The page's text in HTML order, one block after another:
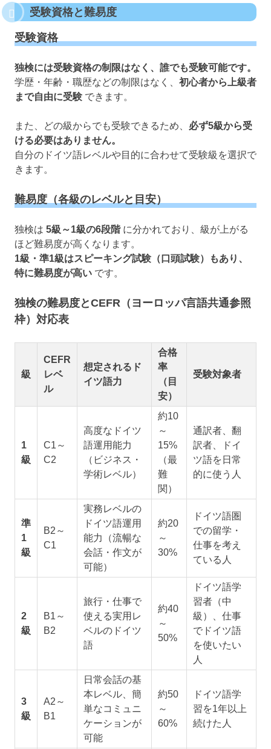
受験資格と難易度
受験資格
独検には受験資格の制限はなく、誰でも受験可能です。
学歴・年齢・職歴などの制限はなく、 初心者から上級者
まで自由に受験 できます。
また、どの級からでも受験できるため、 必ず5級から受
ける必要はありません。
自分のドイツ語レベルや目的に合わせて受験級を選択で
きます。
難易度（各級のレベルと目安）
独検は 5級～1級の6段階に分かれており、級が上がる
ほど難易度が高くなります。
1級・準1級はスピーキング試験（口頭試験）もあり、
特に難易度が高い です。
独検の難易度とCEFR（ヨーロッパ言語共通参照
枠）対応表
級
CEFR
レベ
ル
想定されるド
イツ語力
合格
率
（目
安）
受験対象者
1
級
C1～
C2
高度なドイツ
語運用能力
（ビジネス・
学術レベル）
約10
～
15%
（最
難
関）
通訳者、翻
訳者、ドイ
ツ語を日常
的に使う人
準
1
級
B2～
C1
実務レベルの
ドイツ語運用
能力（流暢な
会話・作文が
可能）
約20
～
30%
ドイツ語圏
での留学・
仕事を考え
ている人
2
級
B1～
B2
旅行・仕事で
使える実用レ
ベルのドイツ
語
約40
～
50%
ドイツ語学
習者（中
級）、仕事
でドイツ語
を使いたい
人
3
級
A2～
B1
日常会話の基
本レベル、簡
単なコミュニ
ケーションが
可能
約50
～
60%
ドイツ語学
習を1年以上
続けた人